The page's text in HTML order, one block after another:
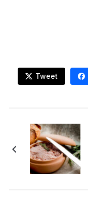
Tweet